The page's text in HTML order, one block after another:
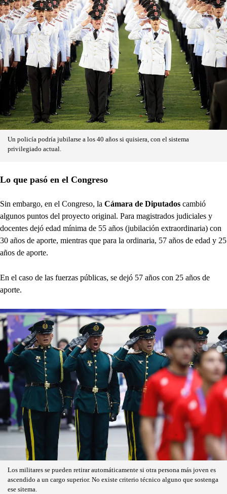
Un policía podría jubilarse a los 40 años si quisiera, con el sistema
privilegiado actual.
Lo que pasó en el Congreso
Sin embargo, en el Congreso, la Cámara de Diputados cambió
algunos puntos del proyecto original. Para magistrados judiciales y
docentes dejó edad mínima de 55 años (jubilación extraordinaria) con
30 años de aporte, mientras que para la ordinaria, 57 años de edad y 25
años de aporte.
En el caso de las fuerzas públicas, se dejó 57 años con 25 años de
aporte.
Los militares se pueden retirar automáticamente si otra persona más joven es
ascendido a un cargo superior. No existe criterio técnico alguno que sostenga
ese sitema.